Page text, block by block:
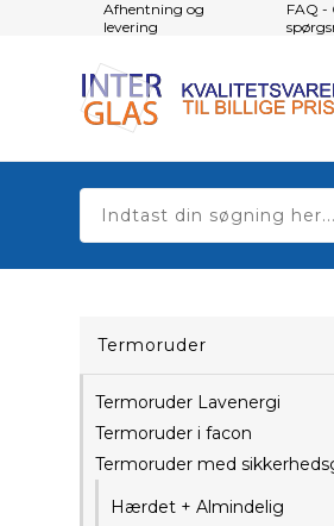
Afhentning og
levering
FAQ -
Termoruder
Termoruder Lavenergi
Termoruder i facon
Termoruder med
Hærdet + Almindelig